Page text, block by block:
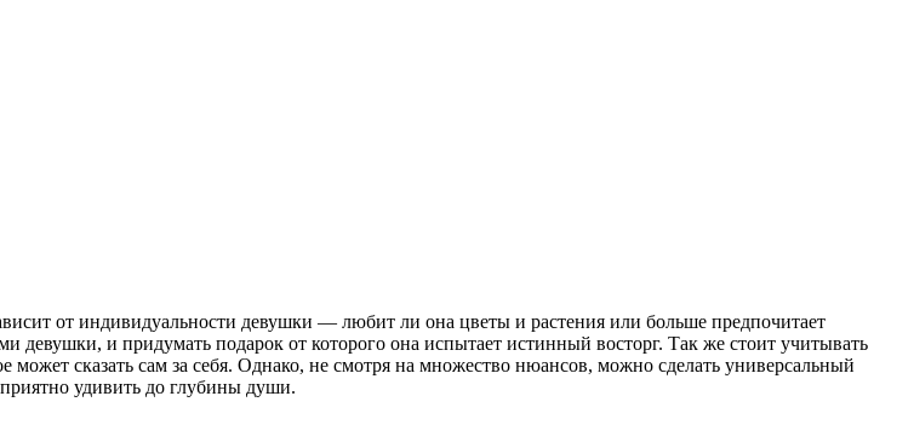
от индивидуальности девушки — любит ли она цветы и растения или больше предпочитает
девушки, и придумать подарок от которого она испытает истинный восторг. Так же стоит учитывать
сказать сам за себя. Однако, не смотря на множество нюансов, можно сделать универсальный
удивить до глубины души.